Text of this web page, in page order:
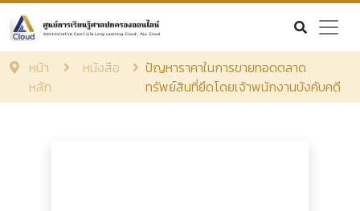
หน้า
หลัก
หนังสือ
ปัญหาราคาในการขายทอดตลาด
ทรัพย์สินที่ยึดโดยเจ้าพนักงานบังคับคดี